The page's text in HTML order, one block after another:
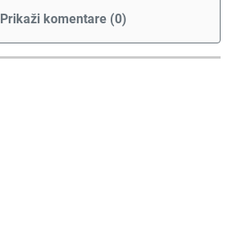
Prikaži komentare (0)